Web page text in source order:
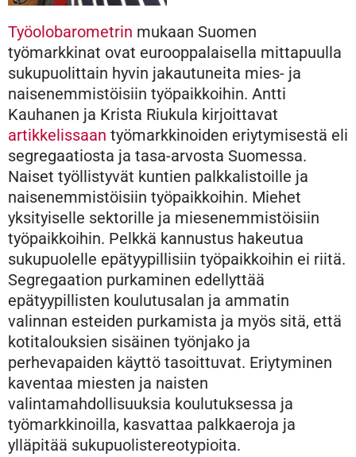
Työolobarometrin mukaan Suomen
työmarkkinat ovat eurooppalaisella mittapuulla
sukupuolittain hyvin jakautuneita mies- ja
naisenemmistöisiin työpaikkoihin. Antti
Kauhanen ja Krista Riukula kirjoittavat
artikkelissaan työmarkkinoiden eriytymisestä eli
segregaatiosta ja tasa-arvosta Suomessa.
Naiset työllistyvät kuntien palkkalistoille ja
naisenemmistöisiin työpaikkoihin. Miehet
yksityiselle sektorille ja miesenemmistöisiin
työpaikkoihin. Pelkkä kannustus hakeutua
sukupuolelle epätyypillisiin työpaikkoihin ei riitä.
Segregaation purkaminen edellyttää
epätyypillisten koulutusalan ja ammatin
valinnan esteiden purkamista ja myös sitä, että
kotitalouksien sisäinen työnjako ja
perhevapaiden käyttö tasoittuvat. Eriytyminen
kaventaa miesten ja naisten
valintamahdollisuuksia koulutuksessa ja
työmarkkinoilla, kasvattaa palkkaeroja ja
ylläpitää sukupuolistereotypioita.